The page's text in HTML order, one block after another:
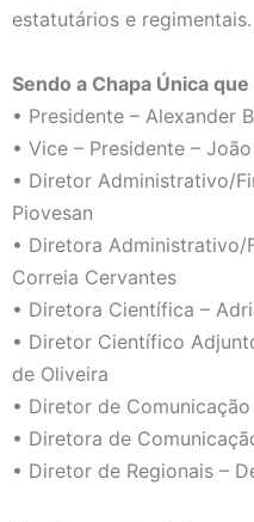
estatutários e regimentais.
Sendo a Chapa Única
• Presidente – Alexander
• Vice – Presidente –
• Diretor Administrativo/
Piovesan
• Diretora Administrativo/
Correia Cervantes
• Diretora Científica –
• Diretor Científico
de Oliveira
• Diretor de
• Diretora de
• Diretor de Regionais –